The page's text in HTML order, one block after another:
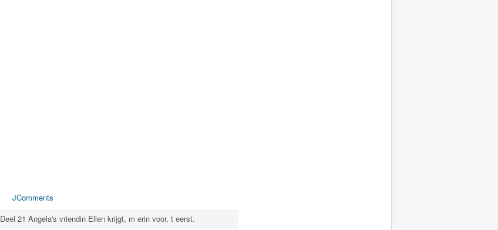
JComments
Deel 21 Angela's vriendin Ellen krijgt, m erin voor, t eerst.